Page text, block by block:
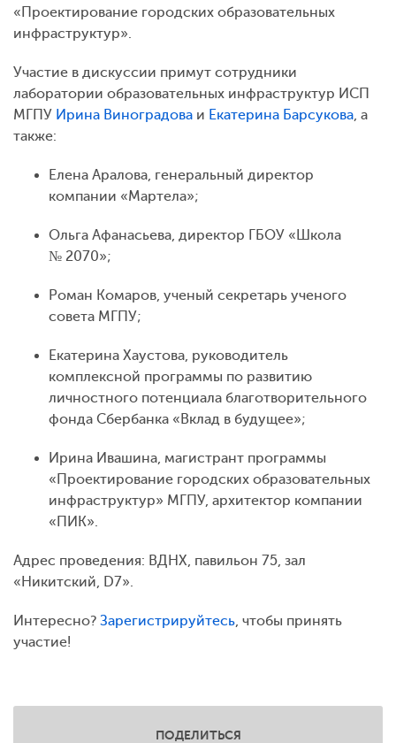
«Проектирование городских образовательных
инфраструктур».
Участие в дискуссии примут сотрудники
лаборатории образовательных инфраструктур ИСП
МГПУ Ирина Виноградова и Екатерина Барсукова, а
также:
Елена Аралова, генеральный директор
компании «Мартела»;
Ольга Афанасьева, директор ГБОУ «Школа
№ 2070»;
Роман Комаров, ученый секретарь ученого
совета МГПУ;
Екатерина Хаустова, руководитель
комплексной программы по развитию
личностного потенциала благотворительного
фонда Сбербанка «Вклад в будущее»;
Ирина Ивашина, магистрант программы
«Проектирование городских образовательных
инфраструктур» МГПУ, архитектор компании
«ПИК».
Адрес проведения: ВДНХ, павильон 75, зал
«Никитский, D7».
Интересно? Зарегистрируйтесь, чтобы принять
участие!
ПОДЕЛИТЬСЯ